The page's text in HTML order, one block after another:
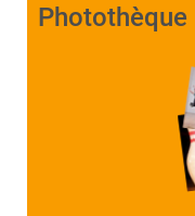
Photothèque